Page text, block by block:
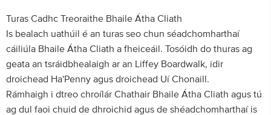
Turas Cadhc Treoraithe Bhaile Átha Cliath
Is bealach uathúil é an turas seo chun séadchomharthaí
cáiliúla Bhaile Átha Cliath a fheiceáil. Tosóidh do thuras ag
geata an tsráidbhealaigh ar an Liffey Boardwalk, idir
droichead Ha'Penny agus droichead Uí Chonaill.
Rámhaigh i dtreo chroílár Chathair Bhaile Átha Cliath agus tú
ag dul faoi chuid de dhroichid agus de shéadchomharthaí is